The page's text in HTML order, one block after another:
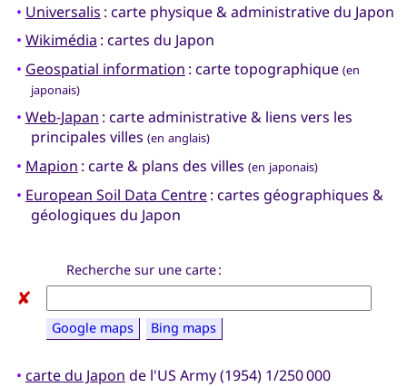
• Universalis : carte physique & administrative du Japon
• Wikimédia : cartes du Japon
• Geospatial information : carte topographique (en
japonais)
• Web-Japan : carte administrative & liens vers les
principales villes (en anglais)
• Mapion : carte & plans des villes (en japonais)
• European Soil Data Centre: cartes géographiques &
géologiques du Japon
Recherche sur une carte :
✘
Google maps Bing maps
• carte du Japon de l'US Army (1954) 1/250 000